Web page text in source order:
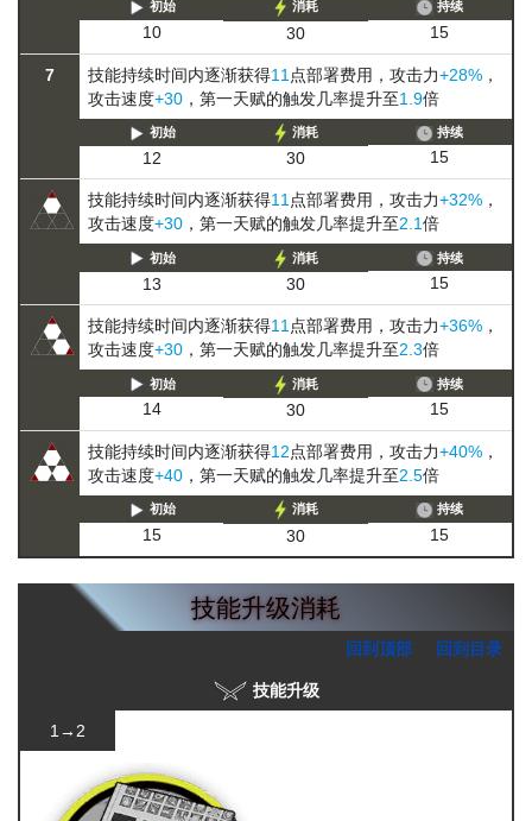
初始
10
消耗
30
持续
15
7 技能持续时间内逐渐获得11 点部署费用，攻击力+28% ，
攻击速度+30 ，第一天赋的触发几率提升至1.9倍
初始
12
消耗
30
持续
15
技能持续时间内逐渐获得11点部署费用，攻击力+32% ，
攻击速度+30 ，第一天赋的触发几率提升至2.1倍
初始
13
消耗
30
持续
15
技能持续时间内逐渐获得11 点部署费用，攻击力+36% ，
攻击速度+30 ，第一天赋的触发几率提升至2.3倍
初始
14
消耗
30
持续
15
技能持续时间内逐渐获得12点部署费用，攻击力+40% ，
攻击速度+40 ，第一天赋的触发几率提升至2.5倍
初始
15
消耗
30
持续
15
技能升级消耗
回到顶部 回到目录
技能升级
1→2